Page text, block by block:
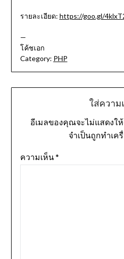
รายละเอียด: https://goo.gl/
—
โค้ชเอก
Category: PHP
ใส่ความ
อีเมลของคุณจะไม่แสดงใ
จำเป็นถูกทำเค
ความเห็น*